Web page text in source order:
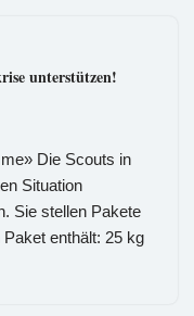
unterstützen!
Die Scouts in
Situation
Sie stellen Pakete
enthält: 25 kg